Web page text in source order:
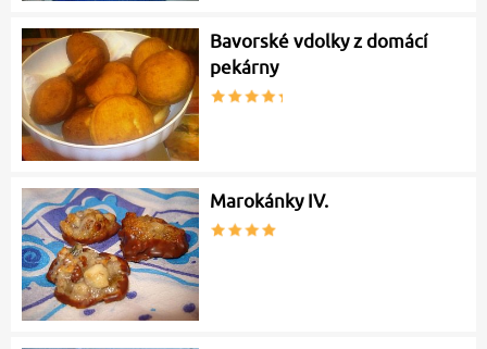
Bavorské vdolky z domácí
pekárny
Marokánky IV.